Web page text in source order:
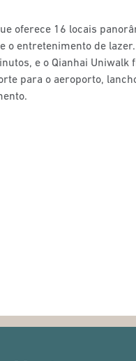
oferece 16 locais
o entretenimento de lazer.
e o Qianhai Uniwalk
para o aeroporto,